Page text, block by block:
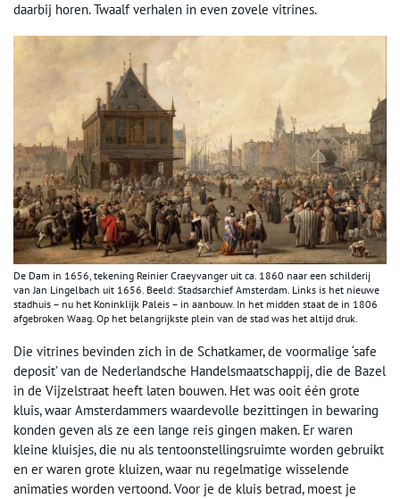
daarbij horen. Twaalf verhalen in even zovele vitrines.
De Dam in 1656, tekening Reinier Craeyvanger uit ca. 1860 naar een schilderij
van Jan Lingelbach uit 1656. Beeld: Stadsarchief Amsterdam. Links is het nieuwe
stadhuis – nu het Koninklijk Paleis – in aanbouw. In het midden staat de in 1806
afgebroken Waag. Op het belangrijkste plein van de stad was het altijd druk.
Die vitrines bevinden zich in de Schatkamer, de voormalige ‘safe
deposit’ van de Nederlandsche Handelsmaatschappij, die de Bazel
in de Vijzelstraat heeft laten bouwen. Het was ooit één grote
kluis, waar Amsterdammers waardevolle bezittingen in bewaring
konden geven als ze een lange reis gingen maken. Er waren
kleine kluisjes, die nu als tentoonstellingsruimte worden gebruikt
en er waren grote kluizen, waar nu regelmatige wisselende
animaties worden vertoond. Voor je de kluis betrad, moest je